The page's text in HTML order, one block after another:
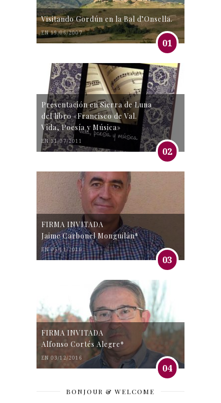
Visitando Gordún en la Bal d’Onsella.
EN 19/06/2007
01
Presentación en Sierra de Luna
del libro «Francisco de Val.
Vida, Poesía y Música»
EN 31/07/2011
02
FIRMA INVITADA
Jaime Carbonel Monguilán*
EN 05/11/2016
03
FIRMA INVITADA
Alfonso Cortés Alegre*
EN 03/12/2016
04
BONJOUR & WELCOME